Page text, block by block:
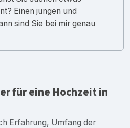
Einen jungen und
sind Sie bei mir genau
für eine Hochzeit in
Erfahrung, Umfang der